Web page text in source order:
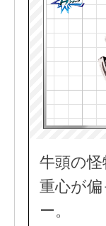
牛頭の
重心が
ー。